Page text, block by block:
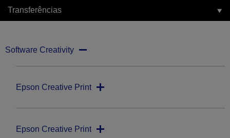
Transferências
Software Creativity
Epson Creative Print
Epson Creative Print